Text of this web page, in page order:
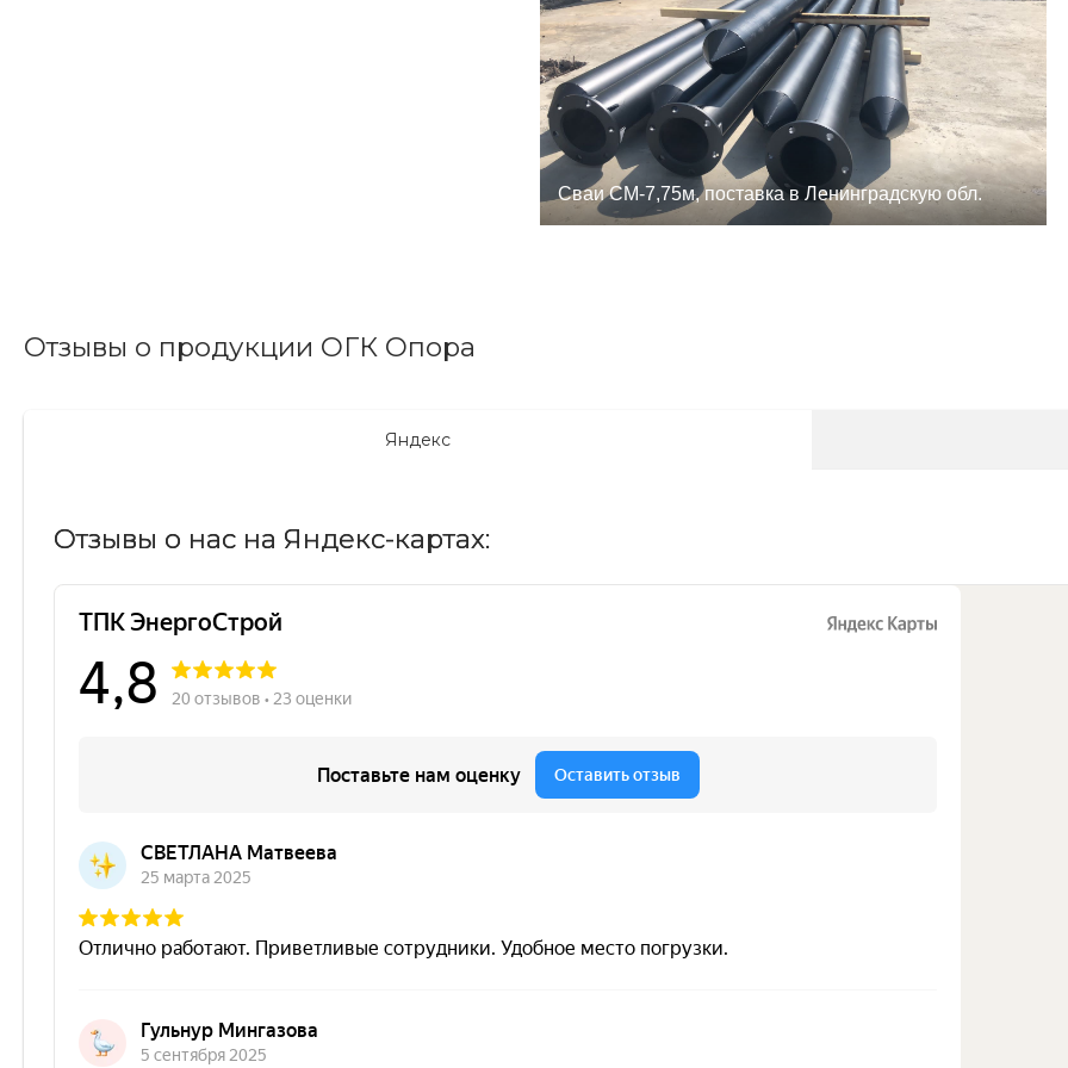
Сваи СМ-7,75м, поставка в Ленинградскую обл.
Отзывы о продукции ОГК Опора
Яндекс
Отзывы о нас на Яндекс-картах: